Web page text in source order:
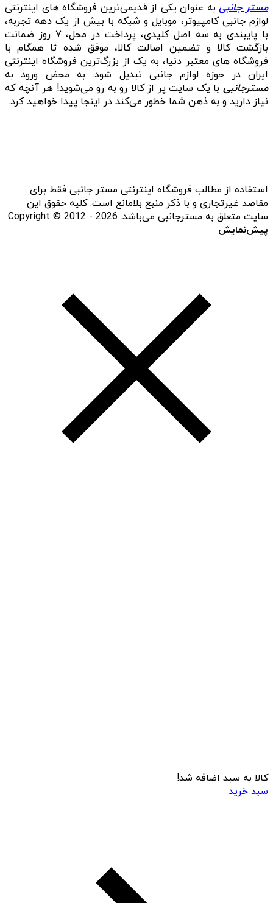
مستر جانبیبه عنوان یکی از قدیمی‌ترین فروشگاه های اینترنتی
لوازم جانبی کامپیوتر، موبایل و شبکه با بیش از یک دهه تجربه،
با پایبندی به سه اصل کلیدی، پرداخت در محل، ۷ روز ضمانت
بازگشت کالا و تضمین اصالت کالا، موفق شده تا همگام با
فروشگاه‌ های معتبر دنیا، به یک از بزرگ‌ترین فروشگاه اینترنتی
ایران در حوزه لوازم جانبی تبدیل شود. به محض ورود به
مسترجانبی با یک سایت پر از کالا رو به رو می‌شوید! هر آنچه که
نیاز دارید و به ذهن شما خطور می‌کند در اینجا پیدا خواهید کرد.
استفاده از مطالب فروشگاه اینترنتی مستر جانبی فقط برای
مقاصد غیرتجاری و با ذکر منبع بلامانع است. کلیه حقوق این
سایت متعلق به مسترجانبی می‌باشد. Copyright © 2012 - 2026
پیش‌نمایش
کالا به سبد اضافه شد!
سبد خرید